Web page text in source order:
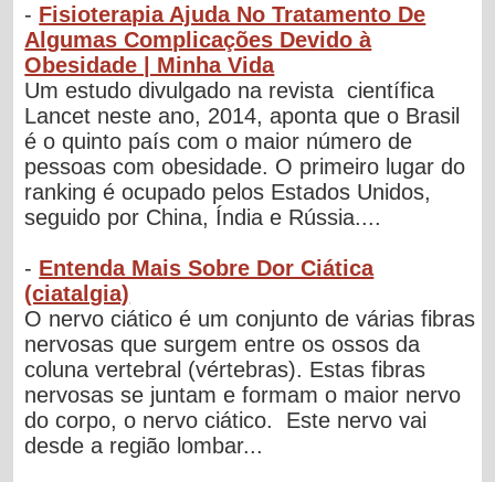
- Fisioterapia Ajuda No Tratamento De
Algumas Complicações Devido à
Obesidade | Minha Vida
Um estudo divulgado na revista científica
Lancet neste ano, 2014, aponta que o Brasil
é o quinto país com o maior número de
pessoas com obesidade. O primeiro lugar do
ranking é ocupado pelos Estados Unidos,
seguido por China, Índia e Rússia....
- Entenda Mais Sobre Dor Ciática
(ciatalgia)
O nervo ciático é um conjunto de várias fibras
nervosas que surgem entre os ossos da
coluna vertebral (vértebras). Estas fibras
nervosas se juntam e formam o maior nervo
do corpo, o nervo ciático. Este nervo vai
desde a região lombar...